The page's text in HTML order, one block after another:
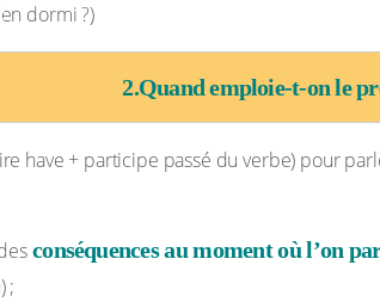
dormi ?)
2.Quand emploie-t-on le
have + participe passé du verbe) pour
conséquences au moment où l’on
;